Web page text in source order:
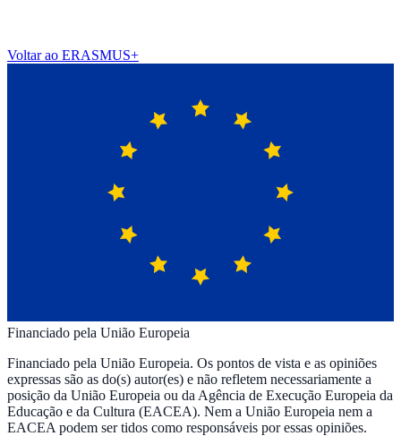
Voltar ao ERASMUS+
Financiado pela União Europeia
Financiado pela União Europeia. Os pontos de vista e as opiniões
expressas são as do(s) autor(es) e não refletem necessariamente a
posição da União Europeia ou da Agência de Execução Europeia da
Educação e da Cultura (EACEA). Nem a União Europeia nem a
EACEA podem ser tidos como responsáveis por essas opiniões.